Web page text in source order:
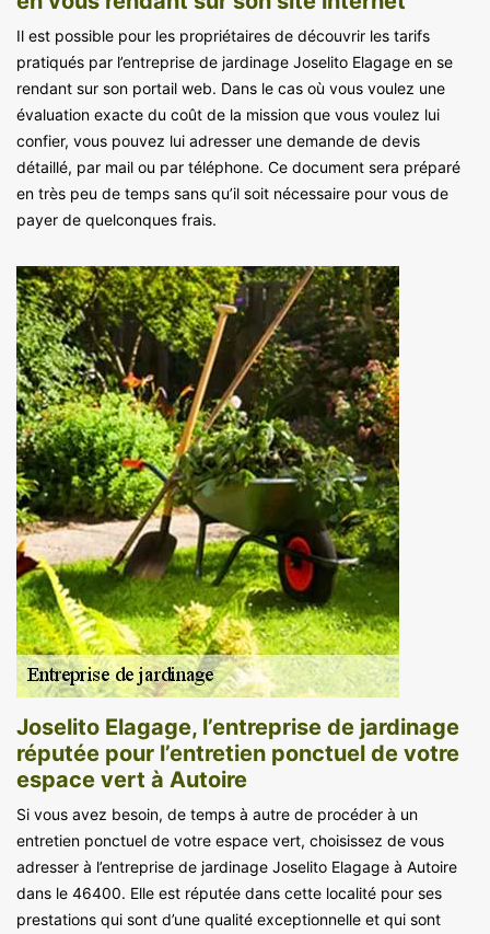
Il est possible pour les propriétaires de découvrir les tarifs
pratiqués par l’entreprise de jardinage Joselito Elagage en se
rendant sur son portail web. Dans le cas où vous voulez une
évaluation exacte du coût de la mission que vous voulez lui
confier, vous pouvez lui adresser une demande de devis
détaillé, par mail ou par téléphone. Ce document sera préparé
en très peu de temps sans qu’il soit nécessaire pour vous de
payer de quelconques frais.
Joselito Elagage, l’entreprise de jardinage
réputée pour l’entretien ponctuel de votre
espace vert à Autoire
Si vous avez besoin, de temps à autre de procéder à un
entretien ponctuel de votre espace vert, choisissez de vous
adresser à l’entreprise de jardinage Joselito Elagage à Autoire
dans le 46400. Elle est réputée dans cette localité pour ses
prestations qui sont d’une qualité exceptionnelle et qui sont